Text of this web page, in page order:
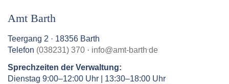
Amt Barth
Teergang 2 · 18356 Barth
Telefon (038231) 370 · info@amt-barth.de
Sprechzeiten der Verwaltung:
Dienstag 9:00–12:00 Uhr | 13:30–18:00 Uhr